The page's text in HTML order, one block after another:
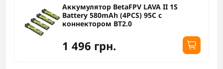
Аккумулятор BetaFPV LAVA II 1S
Battery 580mAh (4PCS) 95C с
коннектором BT2.0
1 496 грн.